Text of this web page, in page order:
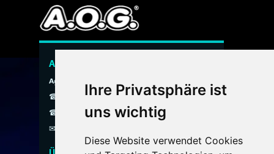
Ihre Privatsphäre ist
uns wichtig
Diese Website verwendet Cookies
A.O.G. Hauspersonal Agentur
Agentur ohne Grenzen
☎ 089 / 299 900
☎ 0800 / 40 200 30
✉